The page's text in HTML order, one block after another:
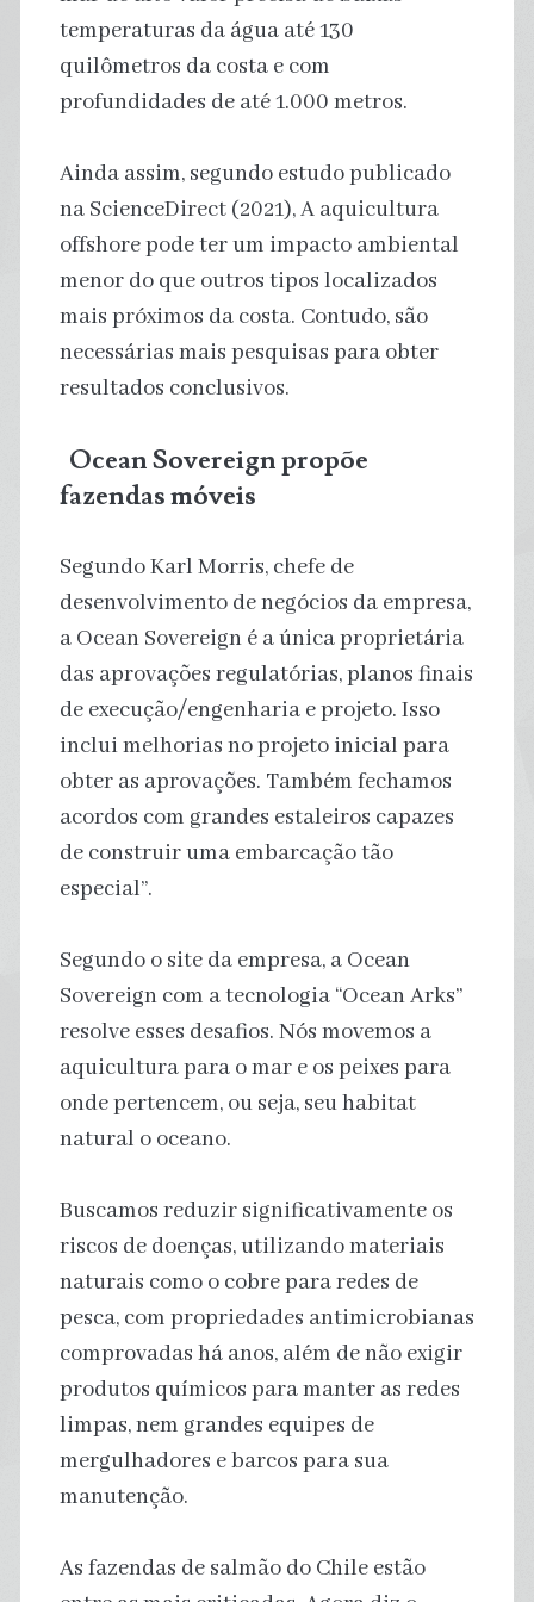
temperaturas da água até 130
quilômetros da costa e com
profundidades de até 1.000 metros.
Ainda assim, segundo estudo publicado
na ScienceDirect (2021), A aquicultura
offshore pode ter um impacto ambiental
menor do que outros tipos localizados
mais próximos da costa. Contudo, são
necessárias mais pesquisas para obter
resultados conclusivos.
Ocean Sovereign propõe
fazendas móveis
Segundo Karl Morris, chefe de
desenvolvimento de negócios da empresa,
a Ocean Sovereign é a única proprietária
das aprovações regulatórias, planos finais
de execução/engenharia e projeto. Isso
inclui melhorias no projeto inicial para
obter as aprovações. Também fechamos
acordos com grandes estaleiros capazes
de construir uma embarcação tão
especial”.
Segundo o site da empresa, a Ocean
Sovereign com a tecnologia “Ocean Arks”
resolve esses desafios. Nós movemos a
aquicultura para o mar e os peixes para
onde pertencem, ou seja, seu habitat
natural o oceano.
Buscamos reduzir significativamente os
riscos de doenças, utilizando materiais
naturais como o cobre para redes de
pesca, com propriedades antimicrobianas
comprovadas há anos, além de não exigir
produtos químicos para manter as redes
limpas, nem grandes equipes de
mergulhadores e barcos para sua
manutenção.
As fazendas de salmão do Chile estão